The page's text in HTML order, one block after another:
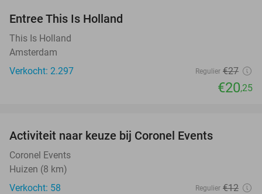
Entree This Is Holland
This Is Holland
Amsterdam
Verkocht: 2.297
Regulier €27
€20,25
Activiteit naar keuze bij Coronel Events
Coronel Events
Huizen (8 km)
Verkocht: 58
Regulier €12